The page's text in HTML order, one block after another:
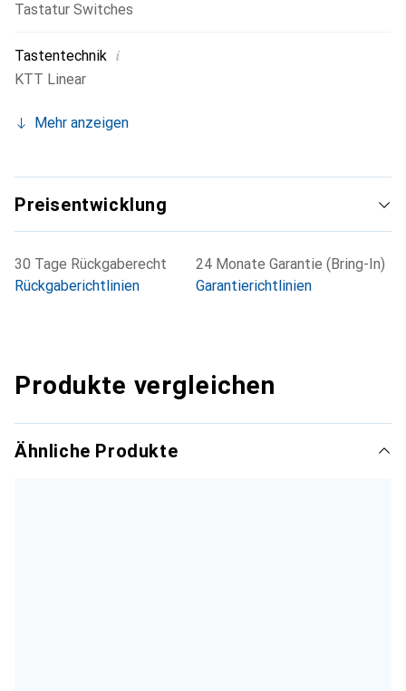
Tastatur Switches
Tastentechnik i
KTT Linear
Mehr anzeigen
Preisentwicklung
30 Tage Rückgaberecht
Rückgaberichtlinien
24 Monate Garantie (Bring-In)
Garantierichtlinien
Produkte vergleichen
Ähnliche Produkte